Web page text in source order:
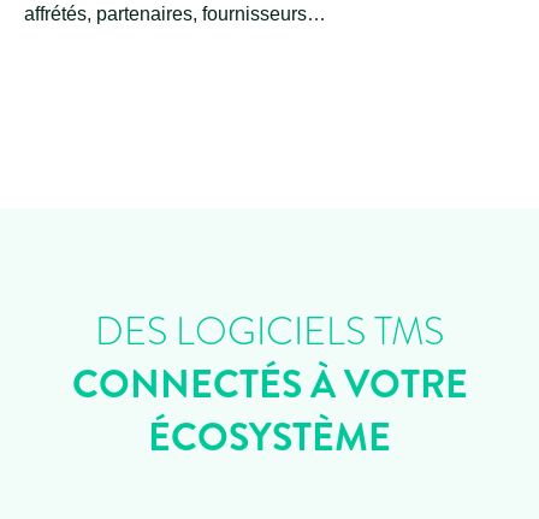
affrétés, partenaires, fournisseurs…
DES LOGICIELS TMS
CONNECTÉS À VOTRE
ÉCOSYSTÈME